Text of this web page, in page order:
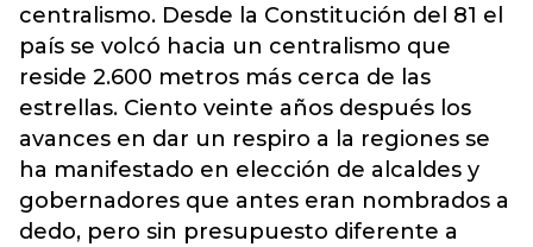
centralismo. Desde la Constitución del 81 el
país se volcó hacia un centralismo que
reside 2.600 metros más cerca de las
estrellas. Ciento veinte años después los
avances en dar un respiro a la regiones se
ha manifestado en elección de alcaldes y
gobernadores que antes eran nombrados a
dedo, pero sin presupuesto diferente a